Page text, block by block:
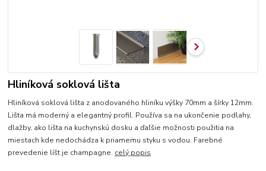
Hliníková soklová lišta
Hliníková soklová lišta z anodovaného hliníku výšky 70mm a šírky 12mm.
Lišta má moderný a elegantný profil. Používa sa na ukončenie podlahy,
dlažby, ako lišta na kuchynskú dosku a ďaľšie možnosti použitia na
miestach kde nedochádza k priamemu styku s vodou. Farebné
prevedenie líšt je champagne. celý popis